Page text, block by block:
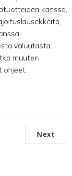
kanssa,
valuutasta,
muuten
ohjeet.
Next